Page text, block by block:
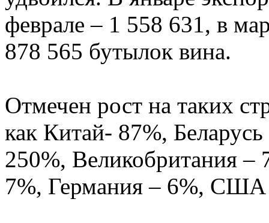
феврале – 1 558 631, в
878 565 бутылок вина.
Отмечен рост на таких
как Китай- 87%,
250%, Великобритания
7%, Германия – 6%, США